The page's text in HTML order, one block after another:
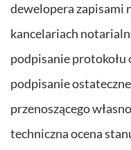
dewelopera zapisami
kancelariach
podpisanie protokołu
podpisanie
przenoszącego
techniczna ocena